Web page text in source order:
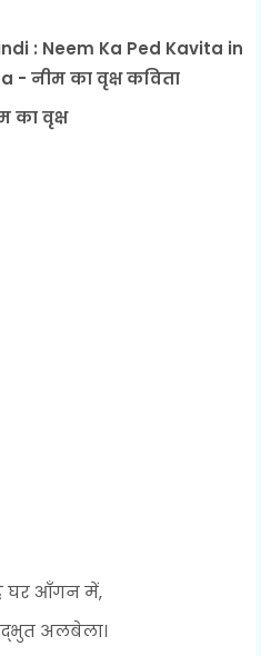
: Neem Ka Ped Kavita in
- नीम का वृक्ष कविता
का वृक्ष
घर आँगन में,
अलबेला।